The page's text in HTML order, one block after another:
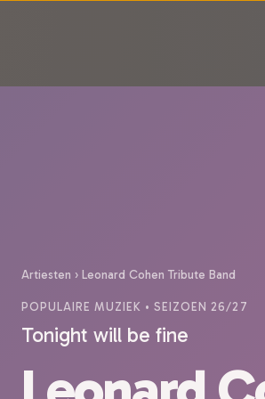
Artiesten › Leonard Cohen Tribute Band
POPULAIRE MUZIEK • SEIZOEN 26/27
Tonight will be fine